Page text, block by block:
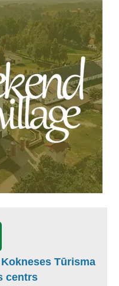
Tūrisma
centrs